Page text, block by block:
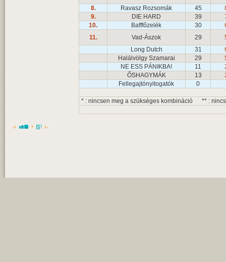
8.
Ravasz Rozsomák 45
9.
DIE HARD 39
10.
Bafffőzelék 30
11.
Vad-Ászok 29
Long Dutch
31
Halálvölgy Szamarai
29
NE ESS PÁNIKBA!
11
ŐSHAGYMÁK
13
Fellegajtónyitogatók
0
* : nincsen meg a szükséges kombináció ** :
.: • :.